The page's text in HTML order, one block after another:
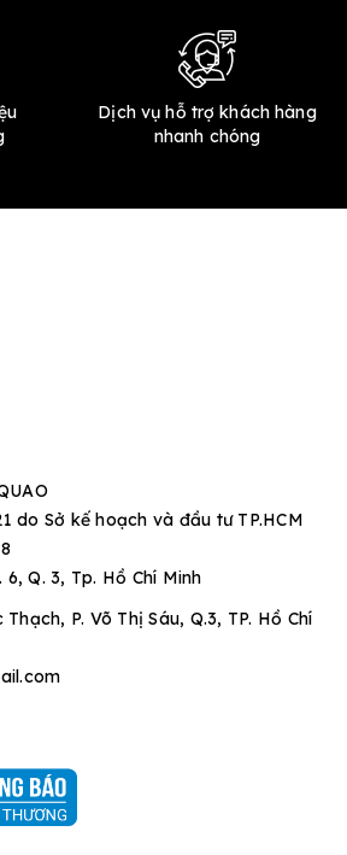
Dịch vụ hỗ trợ khách hàng
nhanh chóng
do Sở kế hoạch và đầu tư TP.HCM
Q. 3, Tp. Hồ Chí Minh
P. Võ Thị Sáu, Q.3, TP. Hồ Chí